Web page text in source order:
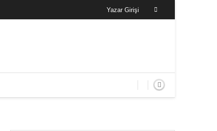
Yazar Girişi